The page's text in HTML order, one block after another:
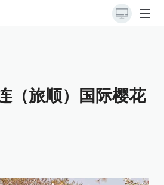
（旅顺）国际樱花